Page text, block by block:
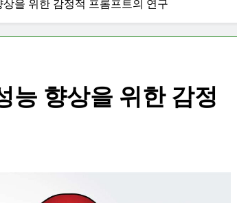
을 위한 감정적 프롬프트의 연구
능 향상을 위한 감정